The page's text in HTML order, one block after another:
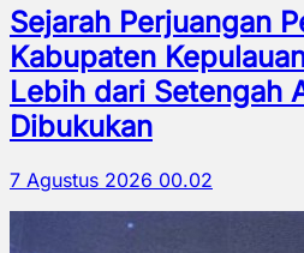
Sejarah Perjuangan
Kabupaten
Lebih dari Setengah
Dibukukan
7 Agustus 2026 00.02